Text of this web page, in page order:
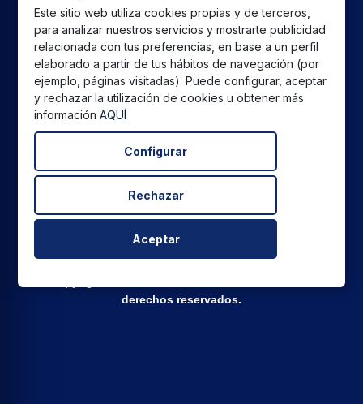
CPU GLOBAL SALES SL ha recibido una ayuda de la
Unión Europea con cargo al Programa FEDER Andalucía
2021-2027 destinada a mejorar la competitividad y la
digitalización del sector comercial y artesano en Andalucía,
cuyo objetivo principal es la realización de proyectos para
el fomento del crecimiento y consolidación de pymes
comerciales y artesanas.
Todos los precios están expresados ​​en euros e incluyen el
IVA. | Todas las marcas, logotipos y fotos de productos son
propiedad legal de sus propietarios y sólo se muestran a
derechos reservados.
Este sitio web utiliza cookies propias y de terceros,
para analizar nuestros servicios y mostrarte publicidad
relacionada con tus preferencias, en base a un perfil
elaborado a partir de tus hábitos de navegación (por
ejemplo, páginas visitadas). Puede configurar, aceptar
y rechazar la utilización de cookies u obtener más
informaciónAQUÍ
Configurar
Rechazar
Aceptar